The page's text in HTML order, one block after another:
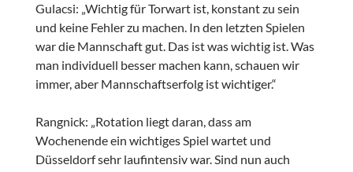
Gulacsi: „Wichtig für Torwart ist, konstant zu sein
und keine Fehler zu machen. In den letzten Spielen
war die Mannschaft gut. Das ist was wichtig ist. Was
man individuell besser machen kann, schauen wir
immer, aber Mannschaftserfolg ist wichtiger.“
Rangnick: „Rotation liegt daran, dass am
Wochenende ein wichtiges Spiel wartet und
Düsseldorf sehr laufintensiv war. Sind nun auch